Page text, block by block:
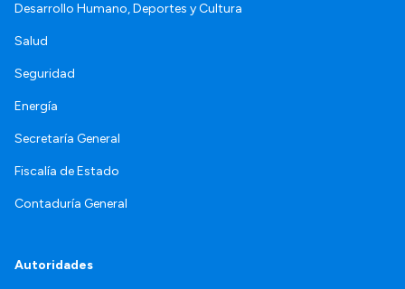
Desarrollo Humano, Deportes y Cultura
Salud
Seguridad
Energía
Secretaría General
Fiscalía de Estado
Contaduría General
Autoridades